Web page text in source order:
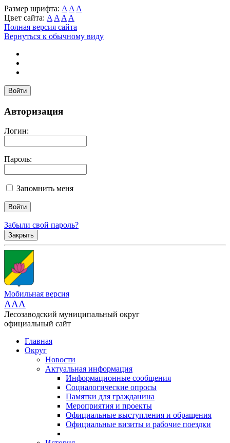
Размер шрифта: A A A
Цвет сайта: A A A A
Полная версия сайта
Вернуться к обычному виду
Войти
Авторизация
Логин:
Пароль:
Запомнить меня
Забыли свой пароль?
Закрыть
Мобильная версия
AAA
Лесозаводский муниципальный округ
официальный сайт
Главная
Округ
Новости
Актуальная информация
Информационные сообщения
Социалогические опросы
Памятки для гражданина
Мероприятия и проекты
Официальные выступления и обращения
Официальные визиты и рабочие поездки